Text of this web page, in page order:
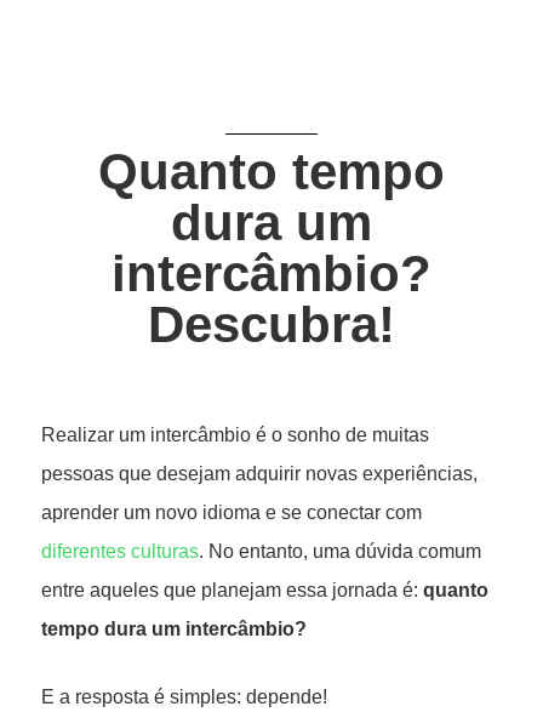
Quanto tempo
dura um
intercâmbio?
Descubra!
Realizar um intercâmbio é o sonho de muitas
pessoas que desejam adquirir novas experiências,
aprender um novo idioma e se conectar com
diferentes culturas. No entanto, uma dúvida comum
entre aqueles que planejam essa jornada é: quanto
tempo dura um intercâmbio?
E a resposta é simples: depende!